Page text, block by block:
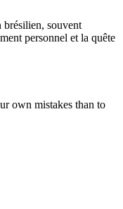
souvent
personnel et la quête
own mistakes than to